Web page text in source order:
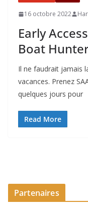
16 octobre 2022
Early
Boat
Il ne faudrait jamais
vacances. Prenez
quelques jours pour
Read More
Partenaires